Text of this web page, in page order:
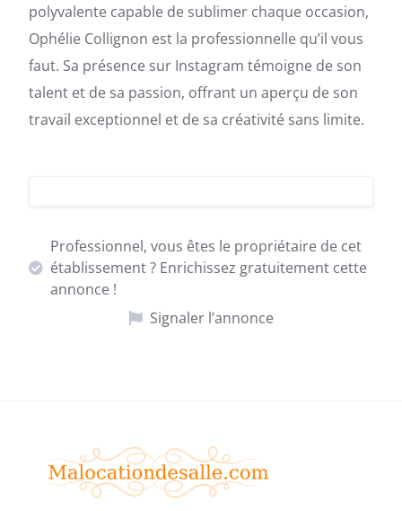
polyvalente capable de sublimer chaque occasion,
Ophélie Collignon est la professionnelle qu’il vous
faut. Sa présence sur Instagram témoigne de son
talent et de sa passion, offrant un aperçu de son
travail exceptionnel et de sa créativité sans limite.
Professionnel, vous êtes le propriétaire de cet
établissement ? Enrichissez gratuitement cette
annonce !
Signaler l’annonce